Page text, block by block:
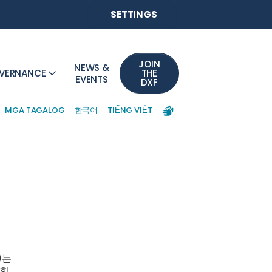
SETTINGS
NEWS &
EVENTS
JOIN
THE
DXF
MGA TAGALOG 한국어 TIẾNG VIỆT